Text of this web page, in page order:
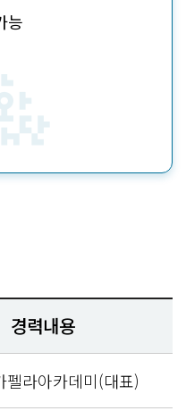
능
경력내용
펠라아카데미(대표)